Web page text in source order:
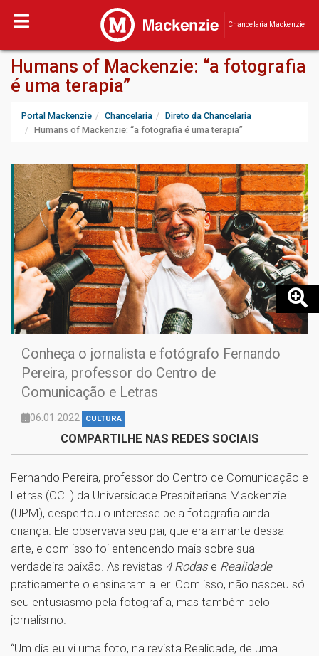
Chancelaria Mackenzie
Humans of Mackenzie: “a fotografia
é uma terapia”
Portal Mackenzie Chancelaria
Direto da Chancelaria
Humans of Mackenzie: “a fotografia é uma terapia”
Conheça o jornalista e fotógrafo Fernando
Pereira, professor do Centro de
Comunicação e Letras
06.01.2022 CULTURA
COMPARTILHE NAS REDES SOCIAIS
Fernando Pereira, professor do Centro de Comunicação e
Letras (CCL) da Universidade Presbiteriana Mackenzie
(UPM), despertou o interesse pela fotografia ainda
criança. Ele observava seu pai, que era amante dessa
arte, e com isso foi entendendo mais sobre sua
verdadeira paixão. As revistas 4 Rodas e Realidade
praticamente o ensinaram a ler. Com isso, não nasceu só
seu entusiasmo pela fotografia, mas também pelo
jornalismo.
“Um dia eu vi uma foto, na revista Realidade, de uma